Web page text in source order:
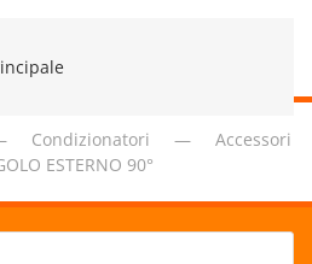
Condizionatori
Accessori
ESTERNO 90°